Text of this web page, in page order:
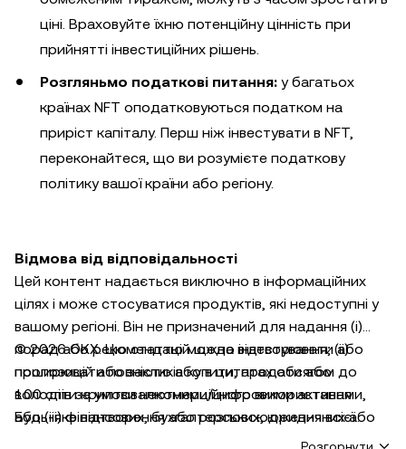
ціні. Враховуйте їхню потенційну цінність при
прийнятті інвестиційних рішень.
Розгляньмо податкові питання: у багатьох
країнах NFT оподатковуються податком на
приріст капіталу. Перш ніж інвестувати в NFT,
переконайтеся, що ви розумієте податкову
політику вашої країни або регіону.
Відмова від відповідальності
Цей контент надається виключно в інформаційних
цілях і може стосуватися продуктів, які недоступні у
вашому регіоні. Він не призначений для надання (i)
порад або рекомендацій щодо інвестування; (ii)
пропозицій або закликів купити, продати або
володіти криптовалютними/цифровими активами,
або (iii) фінансових, бухгалтерських, юридичних або
податкових консультацій. Криптовалютні/цифрові
© 2026 OKX. Цю статтю можна відтворювати або
поширювати повністю або в цитатах обсягом до
100 слів за умови некомерційного використання.
Будь-яке відтворення або розповсюдження всієї
статті також має бути чітко зазначено: «Ця стаття ©
Розгорнути